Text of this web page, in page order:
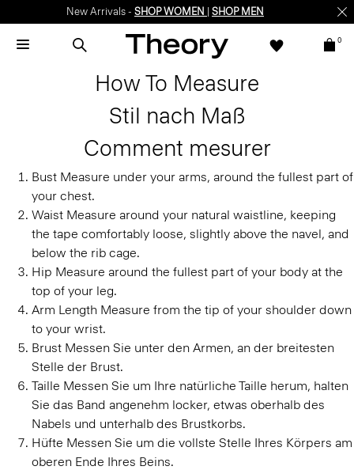
New Arrivals - SHOP WOMEN SHOP MEN
0
How To Measure
Stil nach Maß
Comment mesurer
Bust Measure under your arms, around the fullest part of
your chest.
Waist Measure around your natural waistline, keeping
the tape comfortably loose, slightly above the navel, and
below the rib cage.
Hip Measure around the fullest part of your body at the
top of your leg.
Arm Length Measure from the tip of your shoulder down
to your wrist.
Brust Messen Sie unter den Armen, an der breitesten
Stelle der Brust.
Taille Messen Sie um Ihre natürliche Taille herum, halten
Sie das Band angenehm locker, etwas oberhalb des
Nabels und unterhalb des Brustkorbs.
Hüfte Messen Sie um die vollste Stelle Ihres Körpers am
oberen Ende Ihres Beins.